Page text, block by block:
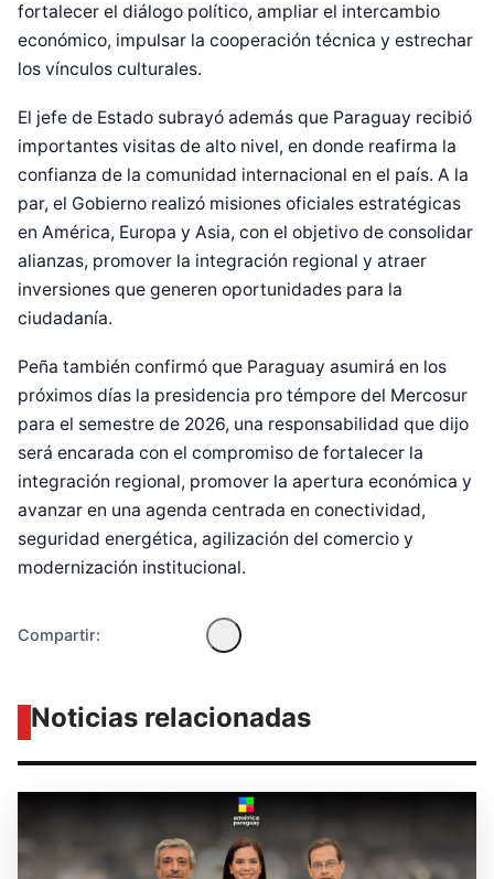
fortalecer el diálogo político, ampliar el intercambio
económico, impulsar la cooperación técnica y estrechar
los vínculos culturales.
El jefe de Estado subrayó además que Paraguay recibió
importantes visitas de alto nivel, en donde reafirma la
confianza de la comunidad internacional en el país. A la
par, el Gobierno realizó misiones oficiales estratégicas
en América, Europa y Asia, con el objetivo de consolidar
alianzas, promover la integración regional y atraer
inversiones que generen oportunidades para la
ciudadanía.
Peña también confirmó que Paraguay asumirá en los
próximos días la presidencia pro témpore del Mercosur
para el semestre de 2026, una responsabilidad que dijo
será encarada con el compromiso de fortalecer la
integración regional, promover la apertura económica y
avanzar en una agenda centrada en conectividad,
seguridad energética, agilización del comercio y
modernización institucional.
Compartir:
Diseñado por Shiro
Noticias relacionadas